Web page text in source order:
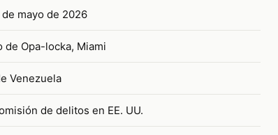
de mayo de 2026
de Opa-locka, Miami
Venezuela
de delitos en EE. UU.